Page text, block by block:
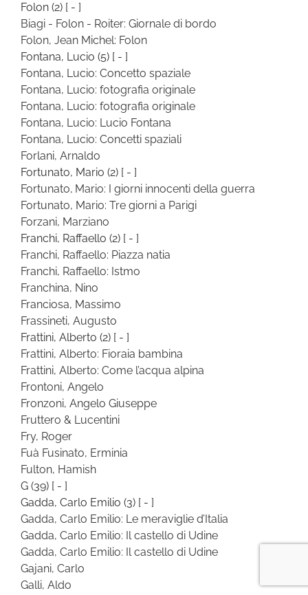
Folon (2) [ - ]
Biagi - Folon - Roiter: Giornale di bordo
Folon, Jean Michel: Folon
Fontana, Lucio (5) [ - ]
Fontana, Lucio: Concetto spaziale
Fontana, Lucio: fotografia originale
Fontana, Lucio: fotografia originale
Fontana, Lucio: Lucio Fontana
Fontana, Lucio: Concetti spaziali
Forlani, Arnaldo
Fortunato, Mario (2) [ - ]
Fortunato, Mario: I giorni innocenti della guerra
Fortunato, Mario: Tre giorni a Parigi
Forzani, Marziano
Franchi, Raffaello (2) [ - ]
Franchi, Raffaello: Piazza natia
Franchi, Raffaello: Istmo
Franchina, Nino
Franciosa, Massimo
Frassineti, Augusto
Frattini, Alberto (2) [ - ]
Frattini, Alberto: Fioraia bambina
Frattini, Alberto: Come l’acqua alpina
Frontoni, Angelo
Fronzoni, Angelo Giuseppe
Fruttero & Lucentini
Fry, Roger
Fuà Fusinato, Erminia
Fulton, Hamish
G (39) [ - ]
Gadda, Carlo Emilio (3) [ - ]
Gadda, Carlo Emilio: Le meraviglie d’Italia
Gadda, Carlo Emilio: Il castello di Udine
Gadda, Carlo Emilio: Il castello di Udine
Gajani, Carlo
Galli, Aldo